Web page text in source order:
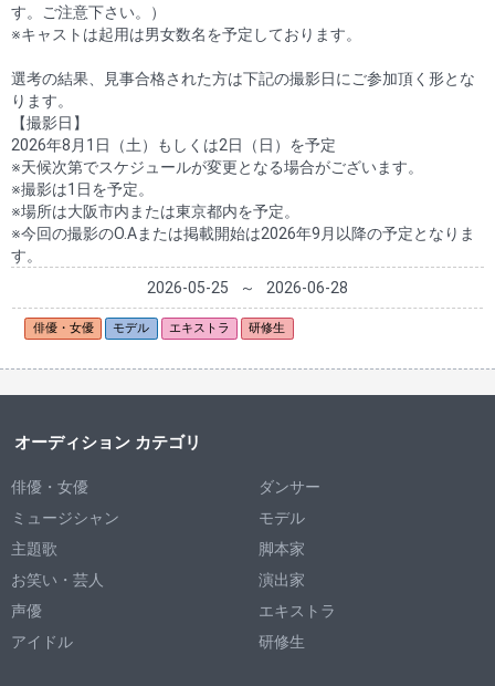
す。ご注意下さい。）
※キャストは起用は男女数名を予定しております。
選考の結果、見事合格された方は下記の撮影日にご参加頂く形とな
ります。
【撮影日】
2026年8月1日（土）もしくは2日（日）を予定
※天候次第でスケジュールが変更となる場合がございます。
※撮影は1日を予定。
※場所は大阪市内または東京都内を予定。
※今回の撮影のO.Aまたは掲載開始は2026年9月以降の予定となりま
す。
2026-05-25
～ 2026-06-28
俳優・女優 モデル エキストラ 研修生
オーディション カテゴリ
俳優・女優
ミュージシャン
主題歌
お笑い・芸人
声優
アイドル
ダンサー
モデル
脚本家
演出家
エキストラ
研修生